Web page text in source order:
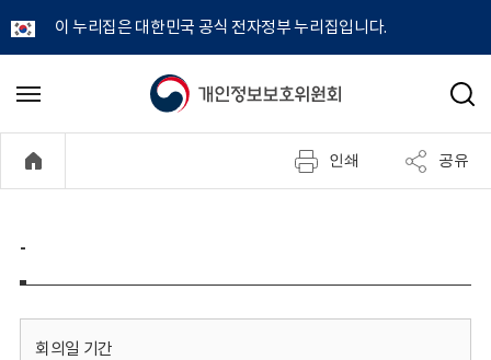
이 누리집은 대한민국 공식 전자정부 누리집입니다.
개
정
보
메
기
검
인쇄 공유
-
회의일 기간